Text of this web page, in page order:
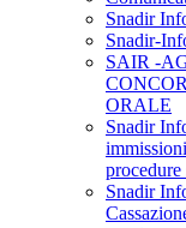
Snadir
Snadir-
SAIR -
ORALE
Snadir
Snadir